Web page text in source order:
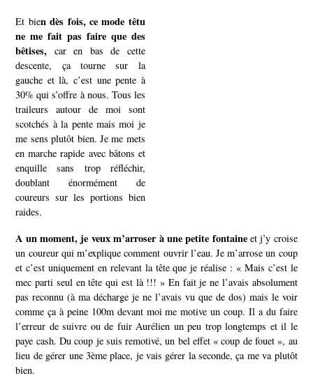
Et bien dès fois, ce mode têtu
ne me fait pas faire que des
bêtises, car en bas de cette
descente, ça tourne sur la
gauche et là, c’est une pente à
30% qui s’offre à nous. Tous les
traileurs autour de moi sont
scotchés à la pente mais moi je
me sens plutôt bien. Je me mets
en marche rapide avec bâtons et
enquille sans trop réfléchir,
doublant énormément de
coureurs sur les portions bien
raides.
A un moment, je veux m’arroser à une petite fontaineet j’y croise
un coureur qui m’explique comment ouvrir l’eau. Je m’arrose un coup
et c’est uniquement en relevant la tête que je réalise : « Mais c’est le
mec parti seul en tête qui est là !!! » En fait je ne l’avais absolument
pas reconnu (à ma décharge je ne l’avais vu que de dos) mais le voir
comme ça à peine 100m devant moi me motive un coup. Il a du faire
l’erreur de suivre ou de fuir Aurélien un peu trop longtemps et il le
paye cash. Du coup je suis remotivé, un bel effet « coup de fouet », au
lieu de gérer une 3ème place, je vais gérer la seconde, ça me va plutôt
bien.